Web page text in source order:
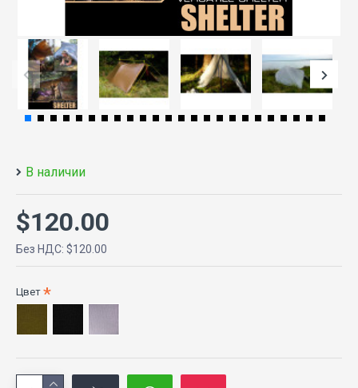
В наличии
$120.00
Без НДС: $120.00
Цвет